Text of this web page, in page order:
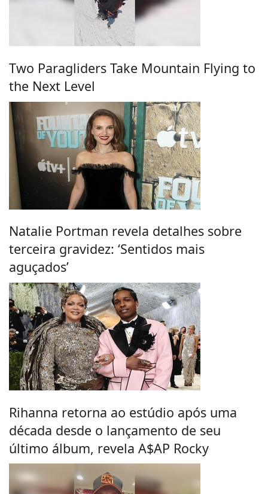
Two Paragliders Take Mountain Flying to
the Next Level
Natalie Portman revela detalhes sobre
terceira gravidez: ‘Sentidos mais
aguçados’
Rihanna retorna ao estúdio após uma
década desde o lançamento de seu
último álbum, revela A$AP Rocky